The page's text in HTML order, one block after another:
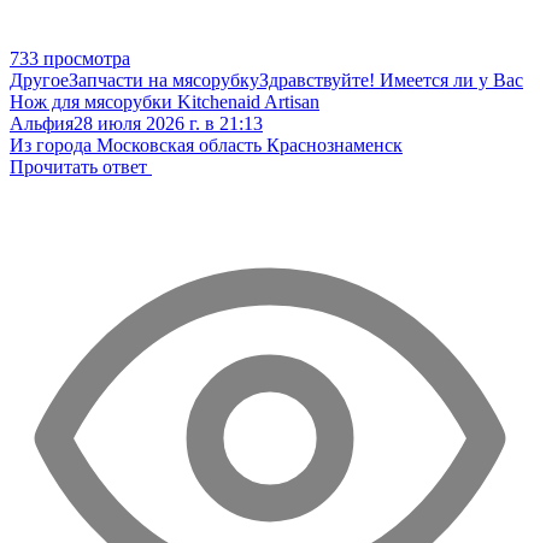
733 просмотра
ДругоеЗапчасти на мясорубкуЗдравствуйте! Имеется ли у Вас
Нож для мясорубки Kitchenaid Artisan
Альфия28 июля 2026 г. в 21:13
Из города Московская область Краснознаменск
Прочитать ответ